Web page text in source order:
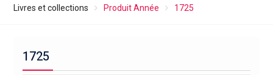
Livres et collections Produit Année 1725
1725